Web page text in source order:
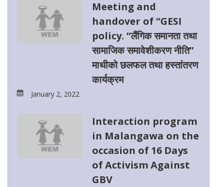
Meeting and
handover of “GESI
policy. “लैंगिक समानता तथा
सामाजिक समावेशीकरण नीति”
माथीको छलफल तथा हस्तांतरण
कार्यक्रम
January 2, 2022
Interaction program
in Malangawa on the
occasion of 16 Days
of Activism Against
GBV